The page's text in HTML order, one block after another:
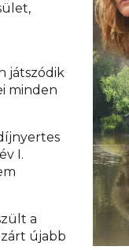
játszódik
minden
I.
a
újabb